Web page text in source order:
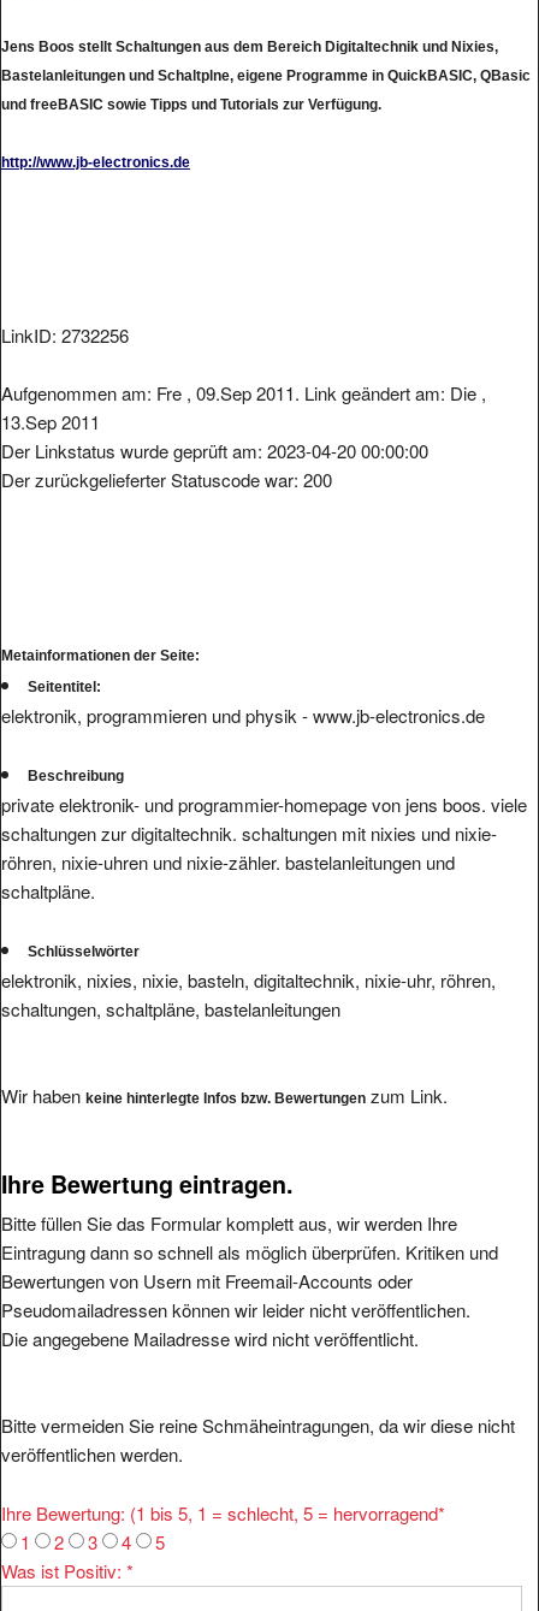
Jens Boos stellt Schaltungen aus dem Bereich Digitaltechnik und Nixies,
Bastelanleitungen und Schaltplne, eigene Programme in QuickBASIC, QBasic
und freeBASIC sowie Tipps und Tutorials zur Verfügung.
http://www.jb-electronics.de
LinkID: 2732256
Aufgenommen am: Fre , 09.Sep 2011. Link geändert am: Die ,
13.Sep 2011
Der Linkstatus wurde geprüft am: 2023-04-20 00:00:00
Der zurückgelieferter Statuscode war: 200
Metainformationen der Seite:
Seitentitel:
elektronik, programmieren und physik - www.jb-electronics.de
Beschreibung
private elektronik- und programmier-homepage von jens boos. viele
schaltungen zur digitaltechnik. schaltungen mit nixies und nixie-
röhren, nixie-uhren und nixie-zähler. bastelanleitungen und
schaltpläne.
Schlüsselwörter
elektronik, nixies, nixie, basteln, digitaltechnik, nixie-uhr, röhren,
schaltungen, schaltpläne, bastelanleitungen
Wir haben keine hinterlegte Infos bzw. Bewertungen zum Link.
Ihre Bewertung eintragen.
Bitte füllen Sie das Formular komplett aus, wir werden Ihre
Eintragung dann so schnell als möglich überprüfen. Kritiken und
Bewertungen von Usern mit Freemail-Accounts oder
Pseudomailadressen können wir leider nicht veröffentlichen.
Die angegebene Mailadresse wird nicht veröffentlicht.
Bitte vermeiden Sie reine Schmäheintragungen, da wir diese nicht
veröffentlichen werden.
Ihre Bewertung: (1 bis 5, 1 = schlecht, 5 = hervorragend*
1
2 3 4
5
Was ist Positiv: *